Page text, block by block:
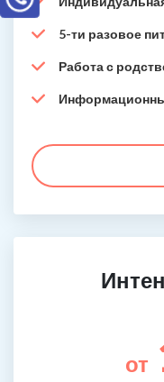
5-ти разовое
Работа с
от